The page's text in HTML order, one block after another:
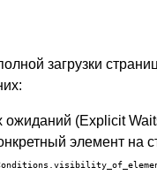
загрузки
(Explicit
элемент на